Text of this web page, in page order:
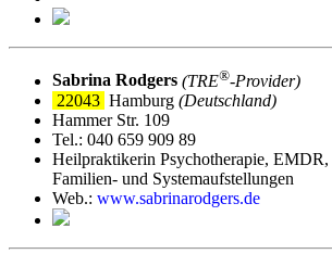
Sabrina Rodgers (TRE®‑Provider)
22043 Hamburg (Deutschland)
Hammer Str. 109
Tel.: 040 659 909 89
Heilpraktikerin Psychotherapie, EMDR,
Familien- und Systemaufstellungen
Web.: www.sabrinarodgers.de